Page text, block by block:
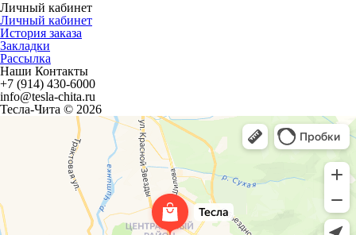
Личный кабинет
Личный кабинет
История заказа
Закладки
Рассылка
Наши Контакты
+7 (914) 430-6000
info@tesla-chita.ru
Тесла-Чита © 2026